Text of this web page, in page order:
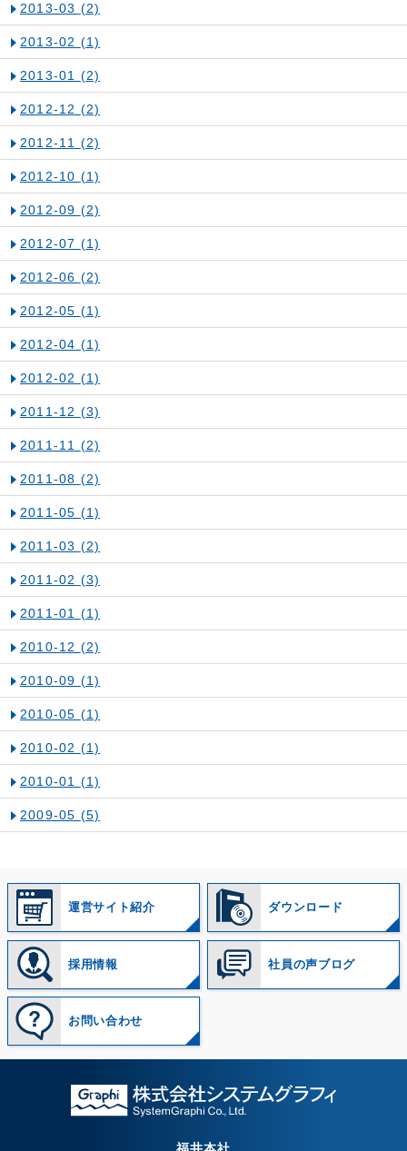
2013-03 (2)
2013-02 (1)
2013-01 (2)
2012-12 (2)
2012-11 (2)
2012-10 (1)
2012-09 (2)
2012-07 (1)
2012-06 (2)
2012-05 (1)
2012-04 (1)
2012-02 (1)
2011-12 (3)
2011-11 (2)
2011-08 (2)
2011-05 (1)
2011-03 (2)
2011-02 (3)
2011-01 (1)
2010-12 (2)
2010-09 (1)
2010-05 (1)
2010-02 (1)
2010-01 (1)
2009-05 (5)
運営サイト紹介 ダウンロード
採用情報 社員の声ブログ
お問い合わせ